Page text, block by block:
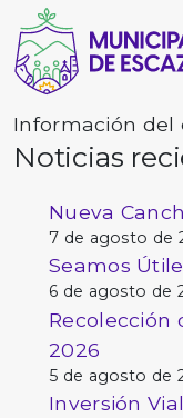
Información del
Noticias
Nueva
7 de agosto de
Seamos
6 de agosto de
Recolección
2026
5 de agosto de
Inversión